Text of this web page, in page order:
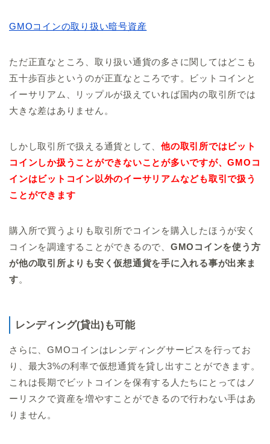
GMOコインの取り扱い暗号資産
ただ正直なところ、取り扱い通貨の多さに関してはどこも
五十歩百歩というのが正直なところです。ビットコインと
イーサリアム、リップルが扱えていれば国内の取引所では
大きな差はありません。
しかし取引所で扱える通貨として、他の取引所ではビット
コインしか扱うことができないことが多いですが、GMOコ
インはビットコイン以外のイーサリアムなども取引で扱う
ことができます
購入所で買うよりも取引所でコインを購入したほうが安く
コインを調達することができるので、 GMOコインを使う方
が他の取引所よりも安く仮想通貨を手に入れる事が出来ま
す。
レンディング(貸出)も可能
さらに、GMOコインはレンディングサービスを行ってお
り、最大3%の利率で仮想通貨を貸し出すことができます。
これは長期でビットコインを保有する人たちにとってはノ
ーリスクで資産を増やすことができるので行わない手はあ
りません。